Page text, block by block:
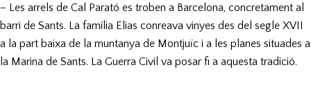
– Les arrels de Cal Parató es troben a Barcelona, concretament al
barri de Sants. La família Elias conreava vinyes des del segle XVII
a la part baixa de la muntanya de Montjuïc i a les planes situades a
la Marina de Sants. La Guerra Civil va posar fi a aquesta tradició.